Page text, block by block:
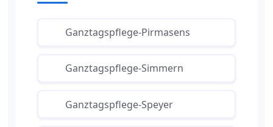
Ganztagspflege-Pirmasens
Ganztagspflege-Simmern
Ganztagspflege-Speyer